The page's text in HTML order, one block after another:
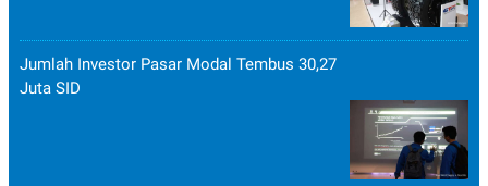
Jumlah Investor Pasar Modal Tembus 30,27
Juta SID